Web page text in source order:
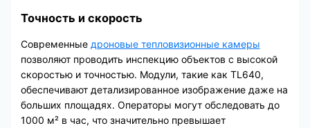
Точность и скорость
Современные дроновые тепловизионные камеры
позволяют проводить инспекцию объектов с высокой
скоростью и точностью. Модули, такие как TL640,
обеспечивают детализированное изображение даже на
больших площадях. Операторы могут обследовать до
1000 м² в час, что значительно превышает